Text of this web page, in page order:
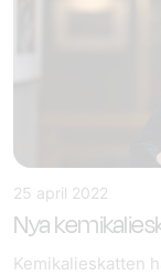
25 april 2022
Nya
Kemikalieskatten